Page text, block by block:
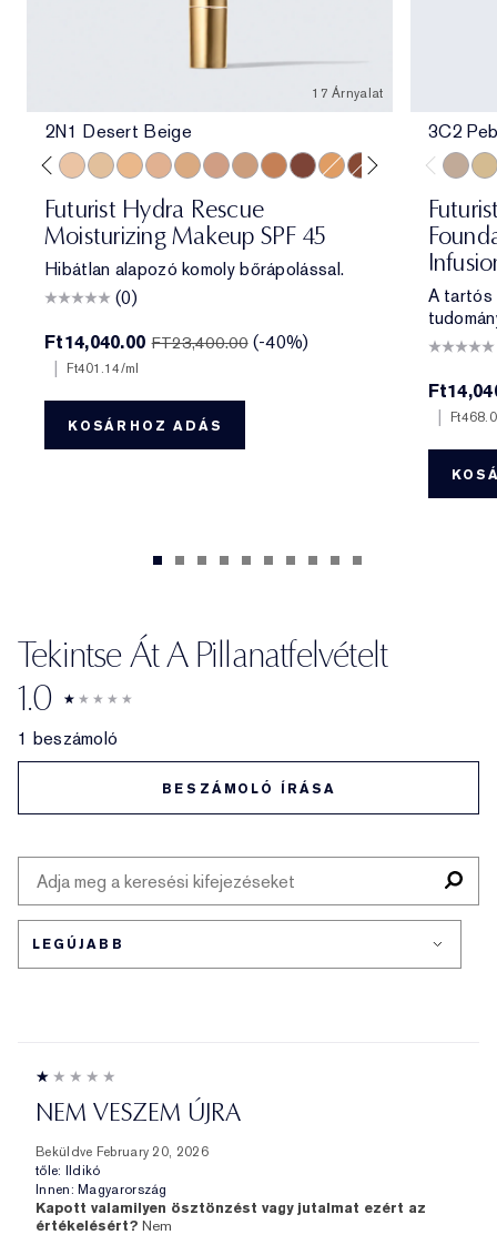
17 Árnyalat
2N1 Desert Beige
2N1 Desert Beige
1W2 Sand
2W1 Dawn
3N1 Ivory Beige
Futurist Hydra Rescue
Moisturizing Makeup SPF 45
Hibátlan alapozó komoly bőrápolással.
(0)
Ft14,040.00FT23,400.00 (-40%)
Ft401.14/ml
KOSÁRHOZ ADÁS
3C2
A tartós
Tekintse Át A Pillanatfelvételt
1.0
1 beszámoló
BESZÁMOLÓ ÍRÁSA
NEM VESZEM ÚJRA
Beküldve February 20, 2026
tőle: Ildikó
Innen: Magyarország
Kapott valamilyen ösztönzést vagy jutalmat ezért az
értékelésért? Nem